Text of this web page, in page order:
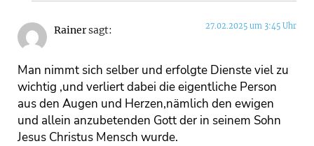
Rainersagt: 27.02.2025 um 3:45 Uhr
Man nimmt sich selber und erfolgte Dienste viel zu
wichtig ,und verliert dabei die eigentliche Person
aus den Augen und Herzen,nämlich den ewigen
und allein anzubetenden Gott der in seinem Sohn
Jesus Christus Mensch wurde.